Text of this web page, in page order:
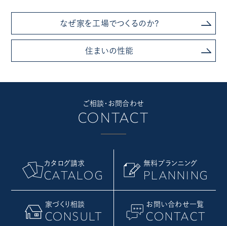
なぜ家を工場でつくるのか?
住まいの性能
ご相談・お問合わせ
CONTACT
カタログ請求
CATALOG
無料プランニング
PLANNING
家づくり相談
CONSULT
お問い合わせ一覧
CONTACT